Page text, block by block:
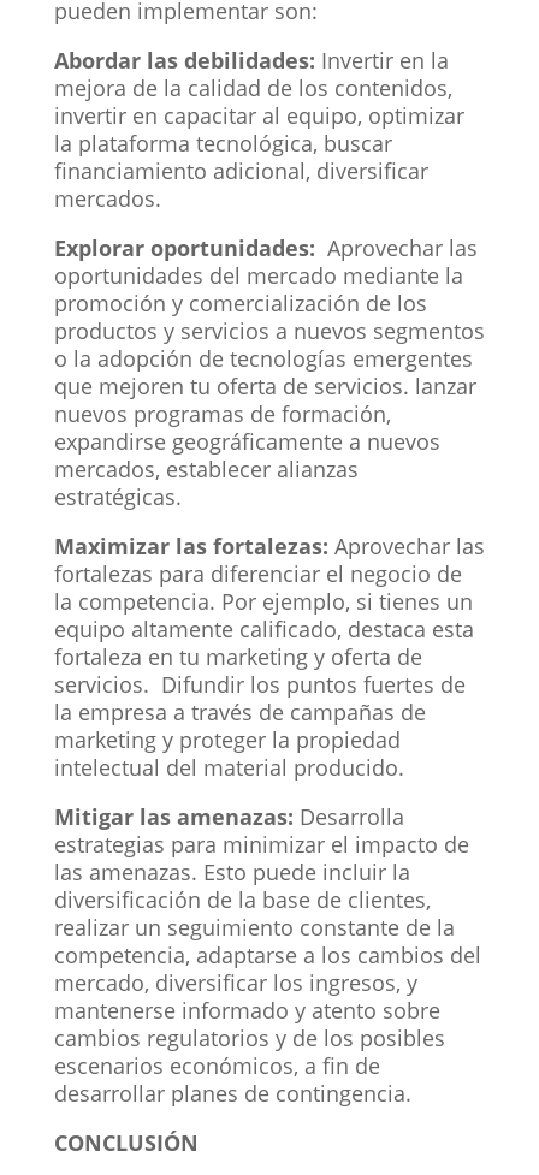
pueden implementar son:
Abordar las debilidades: Invertir en la
mejora de la calidad de los contenidos,
invertir en capacitar al equipo, optimizar
la plataforma tecnológica, buscar
financiamiento adicional, diversificar
mercados.
Explorar oportunidades: Aprovechar las
oportunidades del mercado mediante la
promoción y comercialización de los
productos y servicios a nuevos segmentos
o la adopción de tecnologías emergentes
que mejoren tu oferta de servicios. lanzar
nuevos programas de formación,
expandirse geográficamente a nuevos
mercados, establecer alianzas
estratégicas.
Maximizar las fortalezas: Aprovechar las
fortalezas para diferenciar el negocio de
la competencia. Por ejemplo, si tienes un
equipo altamente calificado, destaca esta
fortaleza en tu marketing y oferta de
servicios. Difundir los puntos fuertes de
la empresa a través de campañas de
marketing y proteger la propiedad
intelectual del material producido.
Mitigar las amenazas: Desarrolla
estrategias para minimizar el impacto de
las amenazas. Esto puede incluir la
diversificación de la base de clientes,
realizar un seguimiento constante de la
competencia, adaptarse a los cambios del
mercado, diversificar los ingresos, y
mantenerse informado y atento sobre
cambios regulatorios y de los posibles
escenarios económicos, a fin de
desarrollar planes de contingencia.
CONCLUSIÓN